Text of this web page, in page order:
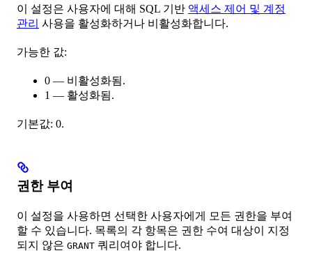
이 설정은 사용자에 대해 SQL 기반 액세스 제어 및 계정
관리 사용을 활성화하거나 비활성화합니다.
가능한 값:
0 — 비활성화됨.
1 — 활성화됨.
기본값: 0.
권한 부여
이 설정을 사용하면 선택한 사용자에게 모든 권한을 부여
할 수 있습니다. 목록의 각 항목은 권한 수여 대상이 지정
되지 않은 GRANT 쿼리여야 합니다.